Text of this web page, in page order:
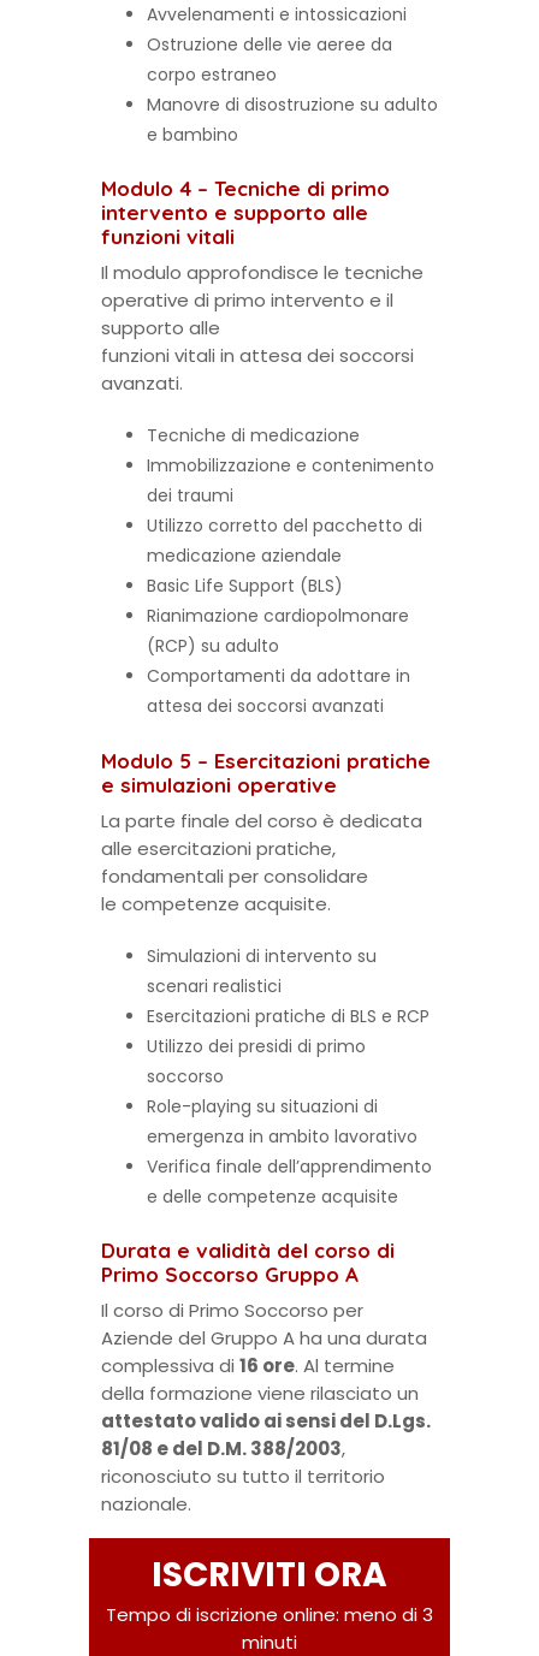
Avvelenamenti e intossicazioni
Ostruzione delle vie aeree da
corpo estraneo
Manovre di disostruzione su adulto
e bambino
Modulo 4 – Tecniche di primo
intervento e supporto alle
funzioni vitali
Il modulo approfondisce le tecniche
operative di primo intervento e il
supporto alle
funzioni vitali in attesa dei soccorsi
avanzati.
Tecniche di medicazione
Immobilizzazione e contenimento
dei traumi
Utilizzo corretto del pacchetto di
medicazione aziendale
Basic Life Support (BLS)
Rianimazione cardiopolmonare
(RCP) su adulto
Comportamenti da adottare in
attesa dei soccorsi avanzati
Modulo 5 – Esercitazioni pratiche
e simulazioni operative
La parte finale del corso è dedicata
alle esercitazioni pratiche,
fondamentali per consolidare
le competenze acquisite.
Simulazioni di intervento su
scenari realistici
Esercitazioni pratiche di BLS e RCP
Utilizzo dei presidi di primo
soccorso
Role-playing su situazioni di
emergenza in ambito lavorativo
Verifica finale dell’apprendimento
e delle competenze acquisite
Durata e validità del corso di
Primo Soccorso Gruppo A
Il corso di Primo Soccorso per
Aziende del Gruppo A ha una durata
complessiva di 16 ore. Al termine
della formazione viene rilasciato un
attestato valido ai sensi del D.Lgs.
81/08 e del D.M. 388/2003,
riconosciuto su tutto il territorio
nazionale.
ISCRIVITI ORA
Tempo di iscrizione online: meno di 3
minuti